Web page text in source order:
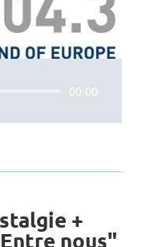
00:00
+
nous"